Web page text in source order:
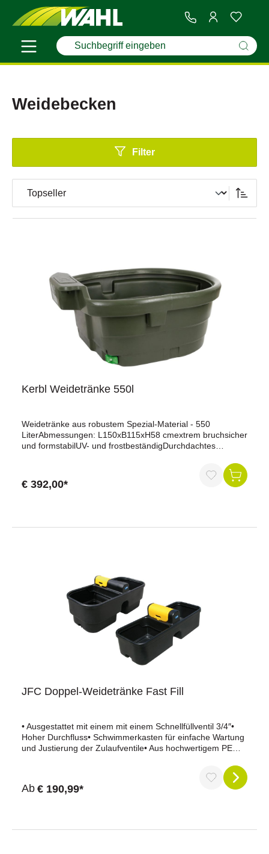
Weidebecken
Filter
Kerbl Weidetränke 550l
Weidetränke aus robustem Spezial-Material - 550
LiterAbmessungen: L150xB115xH58 cmextrem bruchsicher
und formstabilUV- und frostbeständigDurchdachtes
erlaubt ein einfaches Verladen in Kleintransportergroßer
Ablauf für schnelle Entleerung (Auslass: Artikel-Nr.:
180374, im Lieferumfang enthalten)Wasseranschluss und
im Lieferumfang enthalten!
€ 392,00*
JFC Doppel-Weidetränke Fast Fill
• Ausgestattet mit einem mit einem Schnellfüllventil 3/4″•
Hoher Durchfluss• Schwimmerkasten für einfache Wartung
und Justierung der Zulaufventile• Aus hochwertigem PE
mit 136 l Fassungsvermögen• Maße: 125 x 47,5 x 31 cm
LxBxHModell mit 400 l Fassungsvermögen• Maße: 155 x
73 x 53 cm LxBxH
Ab € 190,99*